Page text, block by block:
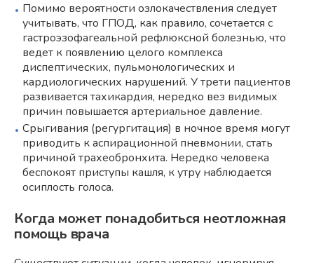
Помимо вероятности озлокачествления следует
учитывать, что ГПОД, как правило, сочетается с
гастроэзофагеальной рефлюксной болезнью, что
ведет к появлению целого комплекса
диспептических, пульмонологических и
кардиологических нарушений. У трети пациентов
развивается тахикардия, нередко вез видимых
причин повышается артериальное давление.
Срыгивания (регургитация) в ночное время могут
приводить к аспирационной пневмонии, стать
причиной трахеобронхита. Нередко человека
беспокоят приступы кашля, к утру наблюдается
осиплость голоса.
Когда может понадобиться неотложная
помощь врача